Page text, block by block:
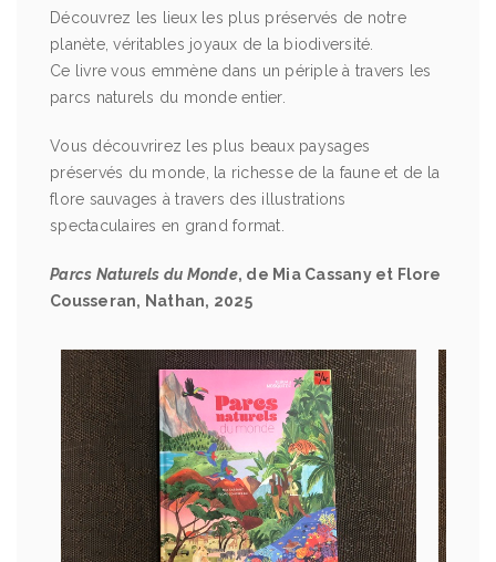
Découvrez les lieux les plus préservés de notre
planète, véritables joyaux de la biodiversité.
Ce livre vous emmène dans un périple à travers les
parcs naturels du monde entier.
Vous découvrirez les plus beaux paysages
préservés du monde, la richesse de la faune et de la
flore sauvages à travers des illustrations
spectaculaires en grand format.
Parcs Naturels du Monde, de Mia Cassany et Flore
Cousseran, Nathan, 2025